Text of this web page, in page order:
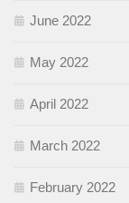
June 2022
May 2022
April 2022
March 2022
February 2022